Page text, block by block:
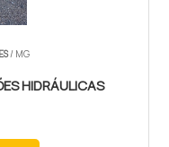
/ MG
HIDRÁULICAS